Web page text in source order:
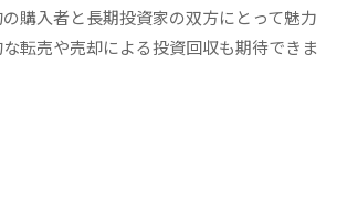
購入者と長期投資家の双方にとって魅力
転売や売却による投資回収も期待できま